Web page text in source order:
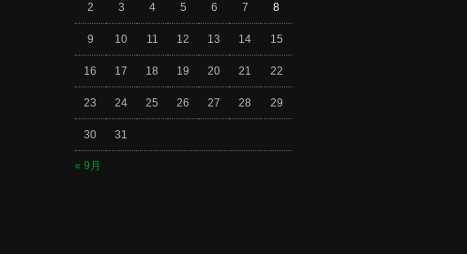
« 9月
2 3 4 5 6 7 8
9 10 11 12 13 14 15
16 17 18 19 20 21 22
23 24 25 26 27 28 29
30 31